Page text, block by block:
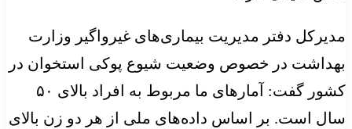
مدیرکل دفتر مدیریت بیماری‌های غیرواگیر وزارت
بهداشت در خصوص وضعیت شیوع پوکی استخوان در
کشور گفت: آمارهای ما مربوط به افراد بالای ۵۰
سال است. بر اساس داده‌های ملی از هر دو زن بالای